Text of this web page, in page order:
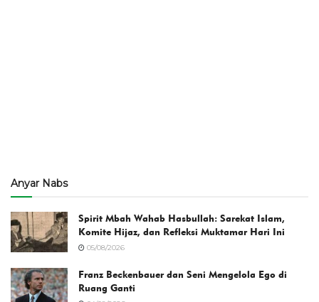
Anyar Nabs
Spirit Mbah Wahab Hasbullah: Sarekat Islam,
Komite Hijaz, dan Refleksi Muktamar Hari Ini
05/08/2026
Franz Beckenbauer dan Seni Mengelola Ego di
Ruang Ganti